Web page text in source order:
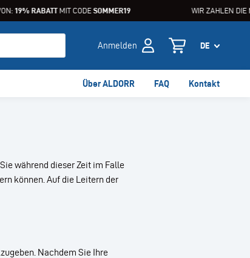
19% RABATTMIT CODESOMMER19 WIR ZAHLEN DIE
Anmelden
Über ALDORR FAQ Kontakt
während dieser Zeit im Falle
können. Auf die Leitern der
Nachdem Sie Ihre